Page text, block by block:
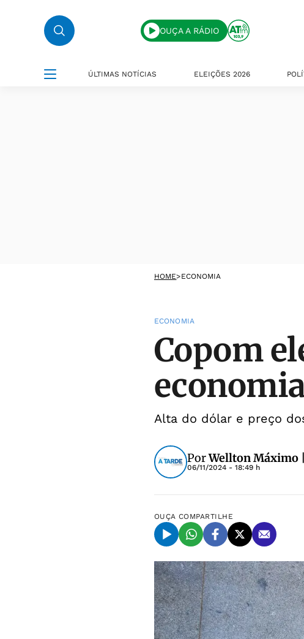
OUÇA A RÁDIO
ÚLTIMAS NOTÍCIAS ELEIÇÕES 2026
HOME>ECONOMIA
ECONOMIA
Copom
Alta do dólar e preço
PorWellton Máximo
06/11/2024 - 18:49 h
OUÇA COMPARTILHE